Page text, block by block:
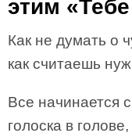
этим
Как не думать о
как считаешь
Все начинается
голоска в